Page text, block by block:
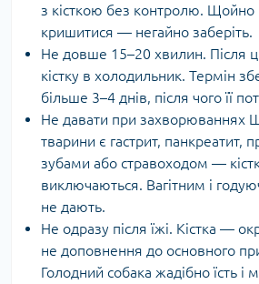
з кісткою без контролю. Щойно
кришитися — негайно заберіть.
Не довше 15–20 хвилин. Після
кістку в холодильник. Термін
більше 3–4 днів, після чого її
Не давати при захворюваннях
тварини є гастрит, панкреатит,
зубами або стравоходом —
виключаються. Вагітним і
не дають.
Не одразу після їжі. Кістка —
не доповнення до основного
Голодний собака жадібно їсть і